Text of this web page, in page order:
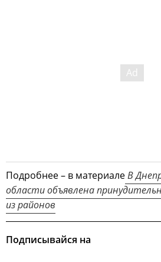
Подробнее – в материалеВ
области объявлена
из районов
Подписывайся на